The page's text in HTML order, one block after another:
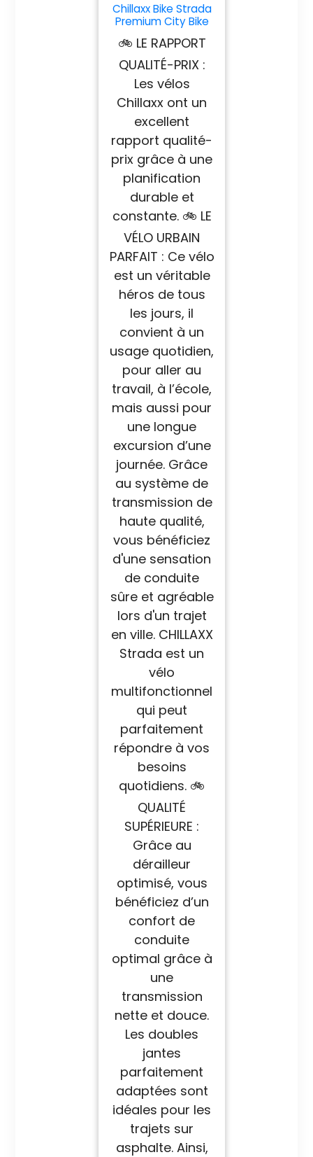
Chillaxx Bike Strada
Premium City Bike
- Vélo pour filles,
garçons, hommes
et femmes - 21
vitesses - Vélo
hollandais Citybike
(26 pouces, Noir-
Marron frein en V)
🚲 LE RAPPORT
QUALITÉ-PRIX :
Les vélos
Chillaxx ont un
excellent
rapport qualité-
prix grâce à une
planification
durable et
constante. 🚲 LE
VÉLO URBAIN
PARFAIT : Ce vélo
est un véritable
héros de tous
les jours, il
convient à un
usage quotidien,
pour aller au
travail, à l’école,
mais aussi pour
une longue
excursion d’une
journée. Grâce
au système de
transmission de
haute qualité,
vous bénéficiez
d'une sensation
de conduite
sûre et agréable
lors d'un trajet
en ville. CHILLAXX
Strada est un
vélo
multifonctionnel
qui peut
parfaitement
répondre à vos
besoins
quotidiens. 🚲
QUALITÉ
SUPÉRIEURE :
Grâce au
dérailleur
optimisé, vous
bénéficiez d’un
confort de
conduite
optimal grâce à
une
transmission
nette et douce.
Les doubles
jantes
parfaitement
adaptées sont
idéales pour les
trajets sur
asphalte. Ainsi,